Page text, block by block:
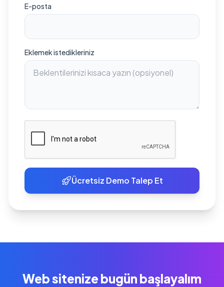
E-posta
Eklemek istedikleriniz
Ücretsiz Demo Talep Et
Web sitenize bugün başlayalım